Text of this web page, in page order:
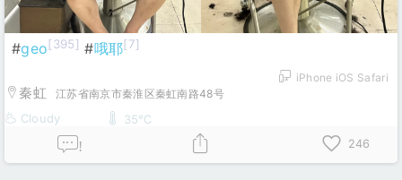
#geo[395] #哦耶[7]
iPhone iOS Safari
秦虹 江苏省南京市秦淮区秦虹南路48号
Cloudy
35℃
!
246